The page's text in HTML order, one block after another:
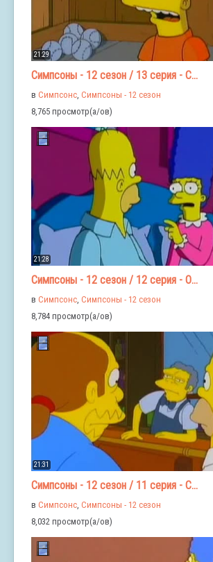
21:29
Симпсоны - 12 сезон / 13 серия - С...
в Симпсонс, Симпсоны - 12 сезон
8,765 просмотр(а/ов)
21:28
Симпсоны - 12 сезон / 12 серия - О...
в Симпсонс, Симпсоны - 12 сезон
8,784 просмотр(а/ов)
21:31
Симпсоны - 12 сезон / 11 серия - С...
в Симпсонс Симпсоны - 12 сезон
8,032 просмотр(а/ов)